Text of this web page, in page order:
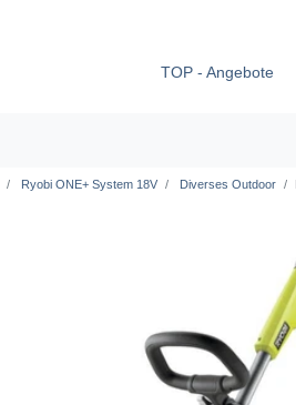
TOP - Angebote
Ryobi ONE+ System 18V Diverses Outdoor